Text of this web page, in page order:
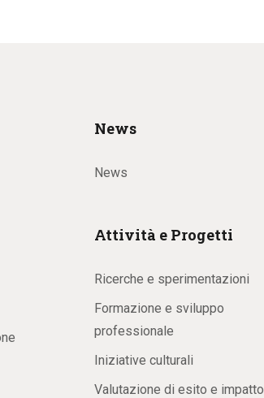
News
News
Attività e Progetti
Ricerche e sperimentazioni
Formazione e sviluppo
professionale
Iniziative culturali
Valutazione di esito e impatto